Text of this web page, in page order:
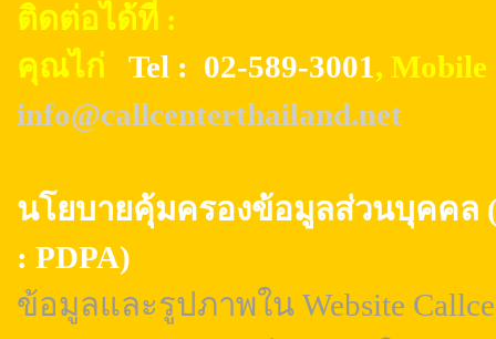
ติดต่อได้ที่ :
คุณไก่ Tel : 02-589-3001,
info@callcenterthailand.net
นโยบายคุ้มครองข้อมูลส่วนบุคคล
: PDPA)
ข้อมูลและรูปภาพใน Website